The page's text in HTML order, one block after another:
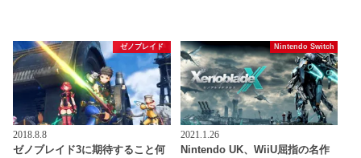
ゼノブレイド
2018.8.8
ゼノブレイド3に期待すること何
Nintendo Switch
2021.1.26
Nintendo UK、WiiU屈指の名作